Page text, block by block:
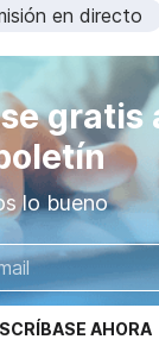
en directo
gratis
lo bueno
AHORA